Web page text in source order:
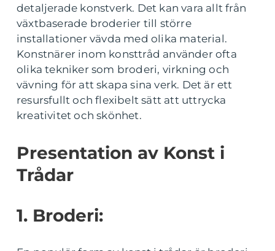
detaljerade konstverk. Det kan vara allt från
växtbaserade broderier till större
installationer vävda med olika material.
Konstnärer inom konsttråd använder ofta
olika tekniker som broderi, virkning och
vävning för att skapa sina verk. Det är ett
resursfullt och flexibelt sätt att uttrycka
kreativitet och skönhet.
Presentation av Konst i
Trådar
1. Broderi: